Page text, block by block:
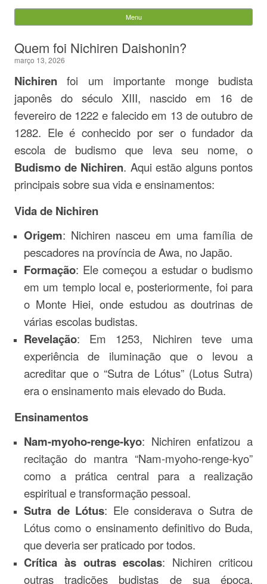
Evandro Legramonte
por:
Menu
Quem foi Nichiren Daishonin?
março 13, 2026
Nichiren foi um importante monge budista
japonês do século XIII, nascido em 16 de
fevereiro de 1222 e falecido em 13 de outubro de
1282. Ele é conhecido por ser o fundador da
escola de budismo que leva seu nome, o
Budismo de Nichiren. Aqui estão alguns pontos
principais sobre sua vida e ensinamentos:
Vida de Nichiren
Origem: Nichiren nasceu em uma família de
pescadores na província de Awa, no Japão.
Formação: Ele começou a estudar o budismo
em um templo local e, posteriormente, foi para
o Monte Hiei, onde estudou as doutrinas de
várias escolas budistas.
Revelação: Em 1253, Nichiren teve uma
experiência de iluminação que o levou a
acreditar que o “Sutra de Lótus” (Lotus Sutra)
era o ensinamento mais elevado do Buda.
Ensinamentos
Nam-myoho-renge-kyo: Nichiren enfatizou a
recitação do mantra “Nam-myoho-renge-kyo”
como a prática central para a realização
espiritual e transformação pessoal.
Sutra de Lótus: Ele considerava o Sutra de
Lótus como o ensinamento definitivo do Buda,
que deveria ser praticado por todos.
Crítica às outras escolas: Nichiren criticou
outras tradições budistas de sua época,